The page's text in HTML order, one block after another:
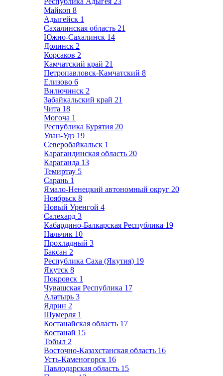
Майкоп 8
Адыгейск 1
Сахалинская область 21
Южно-Сахалинск 14
Долинск 2
Корсаков 2
Камчатский край 21
Петропавловск-Камчатский 8
Елизово 6
Вилючинск 2
Забайкальский край 21
Чита 18
Могоча 1
Республика Бурятия 20
Улан-Удэ 19
Северобайкальск 1
Карагандинская область 20
Караганда 13
Темиртау 5
Сарань 1
Ямало-Ненецкий автономный округ 20
Ноябрьск 8
Новый Уренгой 4
Салехард 3
Кабардино-Балкарская Республика 19
Нальчик 10
Прохладный 3
Баксан 2
Республика Саха (Якутия) 19
Якутск 8
Покровск 1
Чувашская Республика 17
Алатырь 3
Ядрин 2
Шумерля 1
Костанайская область 17
Костанай 15
Тобыл 2
Восточно-Казахстанская область 16
Усть-Каменогорск 16
Павлодарская область 15